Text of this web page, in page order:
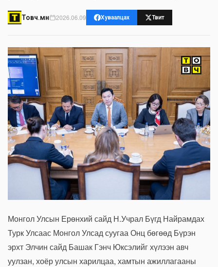
Товч.мн 2026.06.09 Хуваалцах Твит
Монгол Улсын Ерөнхий сайд Н.Учрал Бүгд Найрамдах
Турк Улсаас Монгол Улсад суугаа Онц бөгөөд Бүрэн
эрхт Элчин сайд Башак Гэнч Юксэлийг хүлээн авч
уулзан, хоёр улсын харилцаа, хамтын ажиллагааны